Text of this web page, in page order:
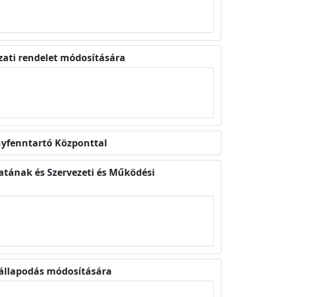
rendelet módosítására
Központtal
és Szervezeti és Működési
módosítására